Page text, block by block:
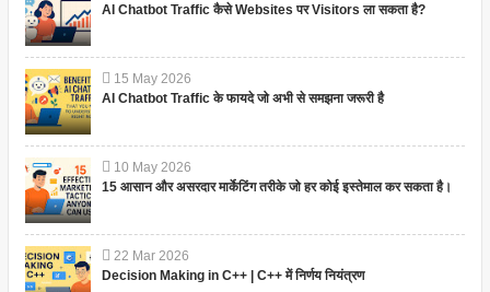
AI Chatbot Traffic कैसे Websites पर Visitors ला सकता है?
15 May 2026
AI Chatbot Traffic के फायदे जो अभी से समझना जरूरी है
10 May 2026
15 आसान और असरदार मार्केटिंग तरीके जो हर कोई इस्तेमाल कर सकता है।
22 Mar 2026
Decision Making in C++ | C++ में निर्णय नियंत्रण